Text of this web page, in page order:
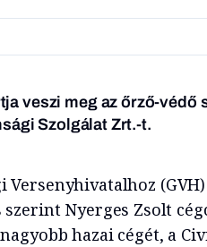
veszi meg az őrző-védő
Szolgálat Zrt.-t.
Versenyhivatalhoz
szerint Nyerges Zsolt
hazai cégét, a